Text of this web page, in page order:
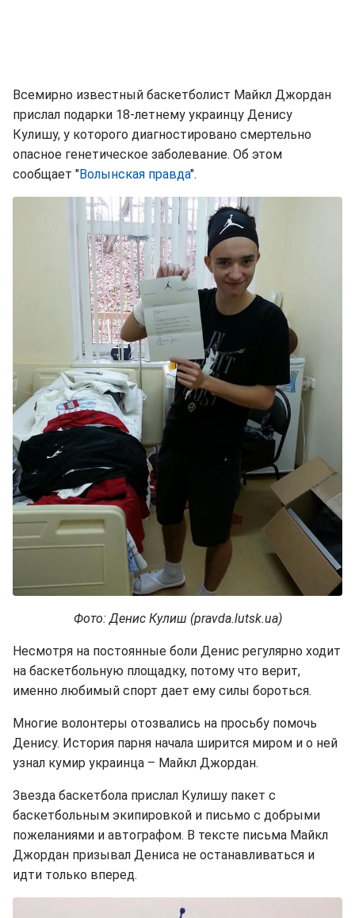
Всемирно известный баскетболист Майкл Джордан
прислал подарки 18-летнему украинцу Денису
Кулишу, у которого диагностировано смертельно
опасное генетическое заболевание. Об этом
сообщает "Волынская правда".
Фото: Денис Кулиш (pravda.lutsk.ua)
Несмотря на постоянные боли Денис регулярно ходит
на баскетбольную площадку, потому что верит,
именно любимый спорт дает ему силы бороться.
Многие волонтеры отозвались на просьбу помочь
Денису. История парня начала ширится миром и о ней
узнал кумир украинца – Майкл Джордан.
Звезда баскетбола прислал Кулишу пакет с
баскетбольным экипировкой и письмо с добрыми
пожеланиями и автографом. В тексте письма Майкл
Джордан призывал Дениса не останавливаться и
идти только вперед.